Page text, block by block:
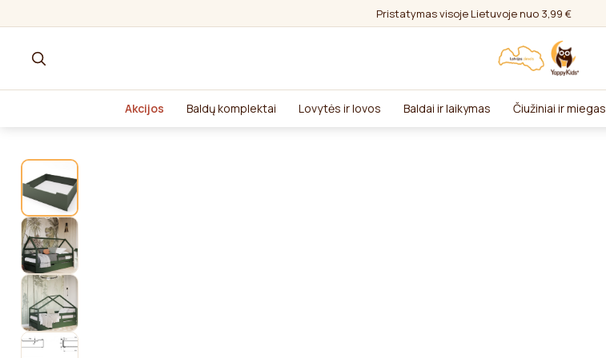
Pristatymas visoje Lietuvoje nuo 3,99 €
Akcijos Baldų komplektai Lovytės ir lovos Baldai ir laikymas Čiužiniai ir miegas